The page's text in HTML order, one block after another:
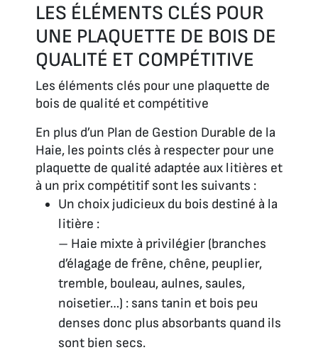
LES ÉLÉMENTS CLÉS POUR
UNE PLAQUETTE DE BOIS DE
QUALITÉ ET COMPÉTITIVE
Les éléments clés pour une plaquette de
bois de qualité et compétitive
En plus d’un Plan de Gestion Durable de la
Haie, les points clés à respecter pour une
plaquette de qualité adaptée aux litières et
à un prix compétitif sont les suivants :
Un choix judicieux du bois destiné à la
litière :
– Haie mixte à privilégier (branches
d’élagage de frêne, chêne, peuplier,
tremble, bouleau, aulnes, saules,
noisetier…) : sans tanin et bois peu
denses donc plus absorbants quand ils
sont bien secs.